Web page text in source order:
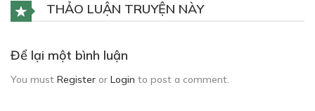
THẢO LUẬN TRUYỆN NÀY
Để lại một bình luận
You must Register or Login to post a comment.